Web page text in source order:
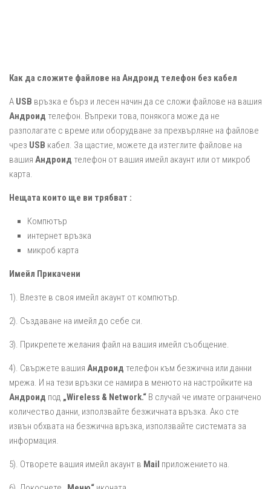
Как да сложите файлове на Андроид телефон без кабел
A USB връзка е бърз и лесен начин да се сложи файлове на вашия
Андроид телефон. Въпреки това, понякога може да не
разполагате с време или оборудване за прехвърляне на файлове
чрез USB кабел. За щастие, можете да изтеглите файлове на
вашия Андроид телефон от вашия имейл акаунт или от микроб
карта.
Нещата които ще ви трябват :
Компютър
интернет връзка
микроб карта
Имейл Прикачени
1). Влезте в своя имейл акаунт от компютър.
2). Създаване на имейл до себе си.
3). Прикрепете желания файл на вашия имейл съобщение.
4). Свържете вашия Андроид телефон към безжична или данни
мрежа. И на тези връзки се намира в менюто на настройките на
Андроид под „Wireless & Network.“ В случай че имате ограничено
количество данни, използвайте безжичната връзка. Ако сте
извън обхвата на безжична връзка, използвайте системата за
информация.
5). Отворете вашия имейл акаунт в Mail приложението на.